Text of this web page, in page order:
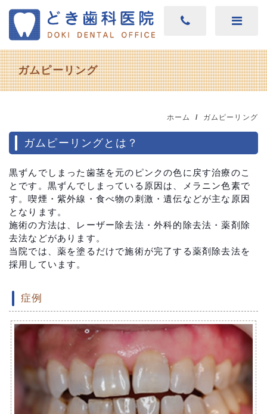
ガムピーリング
ホーム ガムピーリング
ガムピーリングとは？
黒ずんでしまった歯茎を元のピンクの色に戻す治療のこ
とです。黒ずんでしまっている原因は、メラニン色素で
す。喫煙・紫外線・食べ物の刺激・遺伝などが主な原因
となります。
施術の方法は、レーザー除去法・外科的除去法・薬剤除
去法などがあります。
当院では、薬を塗るだけで施術が完了する薬剤除去法を
採用しています。
症例